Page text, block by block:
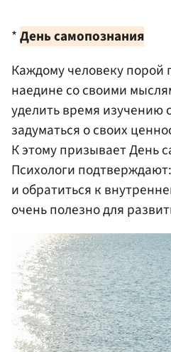
*День самопознания
Каждому человеку порой
наедине со своими
уделить время изучению
задуматься о своих
К этому призывает День
Психологи
и обратиться к
очень полезно для